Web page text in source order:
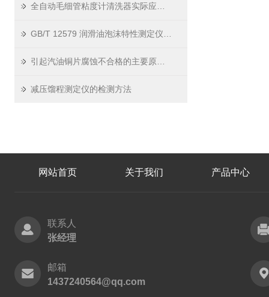
减压馏程测定仪的检测方法
网站首页 关于我们 产品中心
联系人
张经理
邮箱
1437240564@qq.com